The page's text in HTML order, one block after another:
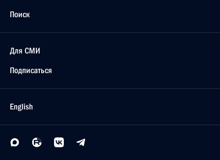
Поиск
Для СМИ
Подписаться
English